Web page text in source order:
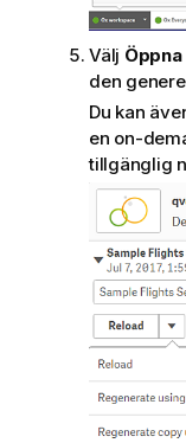
o
Välj
den
Du kan
en on-
tillgänglig